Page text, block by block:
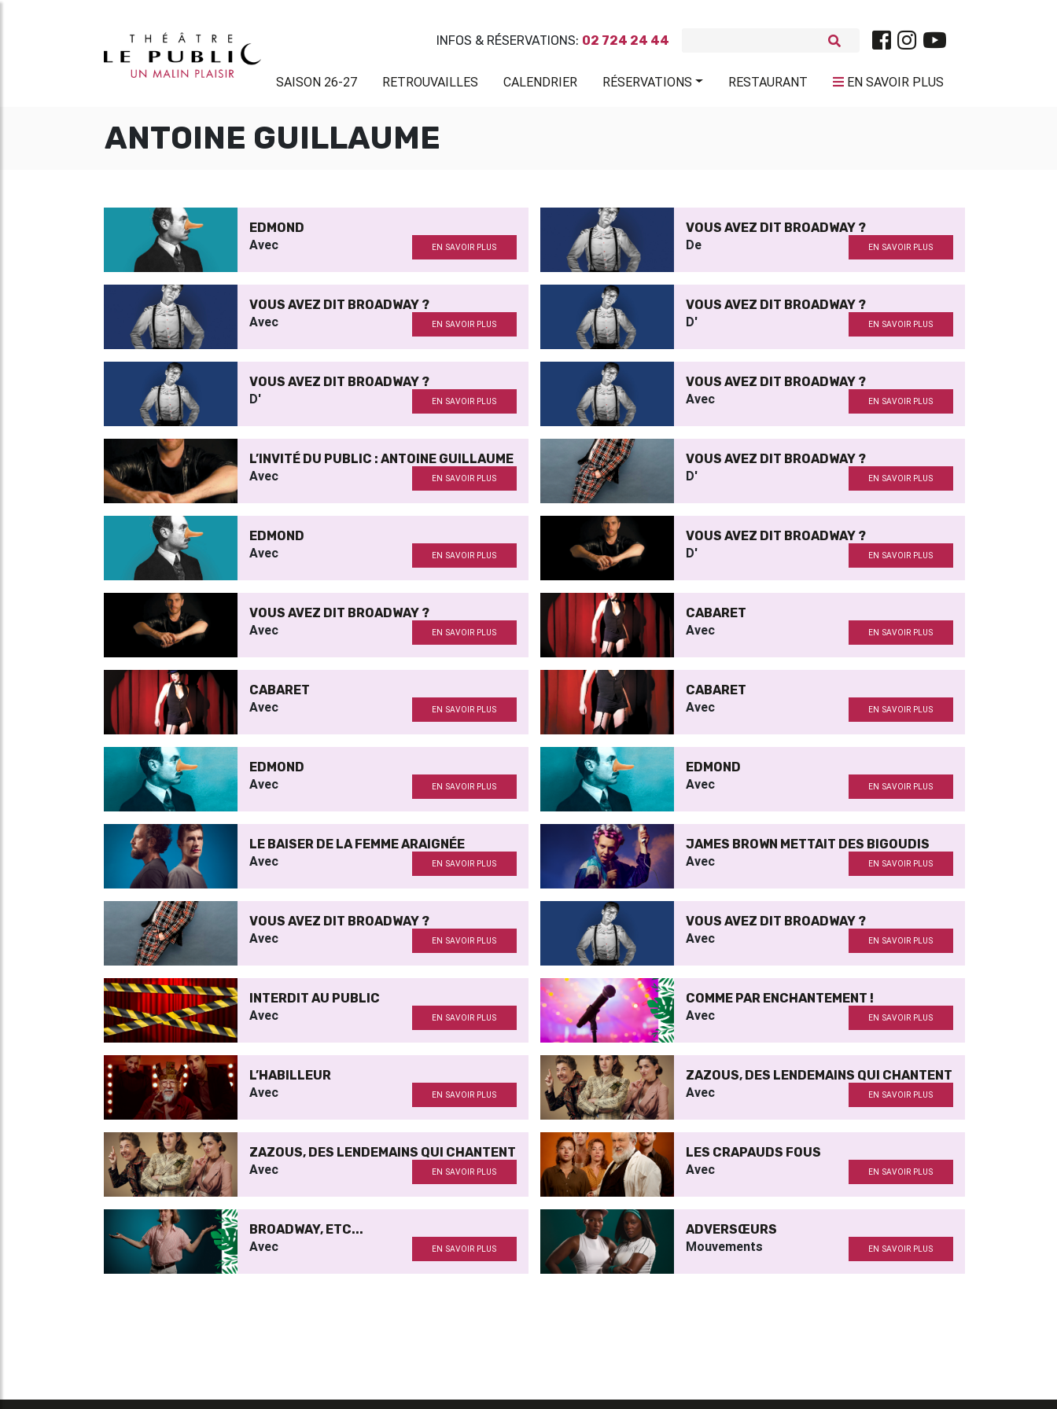
INFOS & RÉSERVATIONS: 02 724 24 44
SAISON 26-27 RETROUVAILLES CALENDRIER RÉSERVATIONS RESTAURANT EN SAVOIR PLUS
ANTOINE GUILLAUME
EDMOND
Avec EN SAVOIR PLUS
VOUS AVEZ DIT BROADWAY ?
De EN SAVOIR PLUS
VOUS AVEZ DIT BROADWAY ?
Avec EN SAVOIR PLUS
VOUS AVEZ DIT BROADWAY ?
D' EN SAVOIR PLUS
VOUS AVEZ DIT BROADWAY ?
D' EN SAVOIR PLUS
VOUS AVEZ DIT BROADWAY ?
Avec EN SAVOIR PLUS
L’INVITÉ DU PUBLIC : ANTOINE GUILLAUME
Avec EN SAVOIR PLUS
VOUS AVEZ DIT BROADWAY ?
D' EN SAVOIR PLUS
EDMOND
Avec EN SAVOIR PLUS
VOUS AVEZ DIT BROADWAY ?
D' EN SAVOIR PLUS
VOUS AVEZ DIT BROADWAY ?
Avec EN SAVOIR PLUS
CABARET
Avec EN SAVOIR PLUS
CABARET
Avec EN SAVOIR PLUS
CABARET
Avec EN SAVOIR PLUS
EDMOND
Avec EN SAVOIR PLUS
EDMOND
Avec EN SAVOIR PLUS
LE BAISER DE LA FEMME ARAIGNÉE
Avec EN SAVOIR PLUS
JAMES BROWN METTAIT DES BIGOUDIS
Avec EN SAVOIR PLUS
VOUS AVEZ DIT BROADWAY ?
Avec EN SAVOIR PLUS
VOUS AVEZ DIT BROADWAY ?
Avec EN SAVOIR PLUS
INTERDIT AU PUBLIC
Avec EN SAVOIR PLUS
COMME PAR ENCHANTEMENT !
Avec EN SAVOIR PLUS
L’HABILLEUR
Avec EN SAVOIR PLUS
ZAZOUS, DES LENDEMAINS QUI CHANTENT
Avec EN SAVOIR PLUS
ZAZOUS, DES LENDEMAINS QUI CHANTENT
Avec EN SAVOIR PLUS
LES CRAPAUDS FOUS
Avec EN SAVOIR PLUS
BROADWAY, ETC...
Avec EN SAVOIR PLUS
ADVERSŒURS
Mouvements EN SAVOIR PLUS